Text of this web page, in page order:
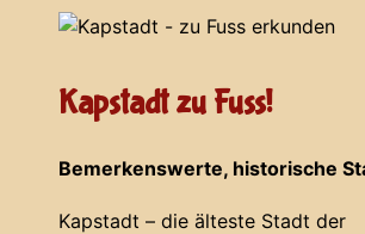
Kapstadt zu Fuss!
Bemerkenswerte, historische
Kapstadt – die älteste Stadt der